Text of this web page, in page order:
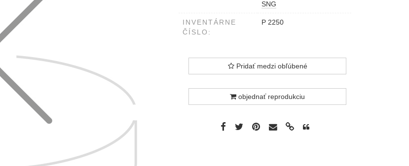
SNG
INVENTÁRNE
ČÍSLO:
P 2250
Pridať medzi obľúbené
objednať reprodukciu